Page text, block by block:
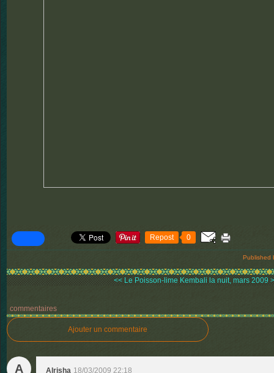
Repost 0
Published
<< Le Poisson-lime Kembali la nuit, mars 2009
commentaires
Ajouter un commentaire
A Alrisha 18/03/2009 22:18